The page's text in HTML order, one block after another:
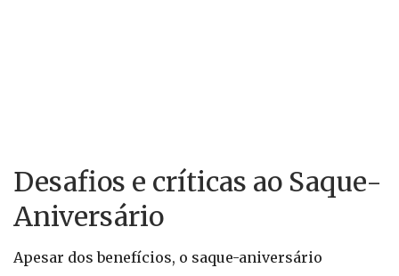
Desafios e críticas ao Saque-
Aniversário
Apesar dos benefícios, o saque-aniversário